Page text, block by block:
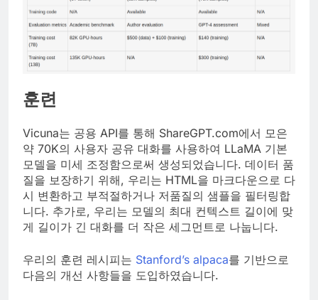
훈련
Vicuna는 공용 API를 통해 ShareGPT.com에서 모은
약 70K의 사용자 공유 대화를 사용하여 LLaMA 기본
모델을 미세 조정함으로써 생성되었습니다. 데이터 품
질을 보장하기 위해, 우리는 HTML을 마크다운으로 다
시 변환하고 부적절하거나 저품질의 샘플을 필터링합
니다. 추가로, 우리는 모델의 최대 컨텍스트 길이에 맞
게 길이가 긴 대화를 더 작은 세그먼트로 나눕니다.
우리의 훈련 레시피는 Stanford’s alpaca를 기반으로
다음의 개선 사항들을 도입하였습니다.